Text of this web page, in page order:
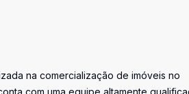
na comercialização de imóveis no
com uma equipe altamente